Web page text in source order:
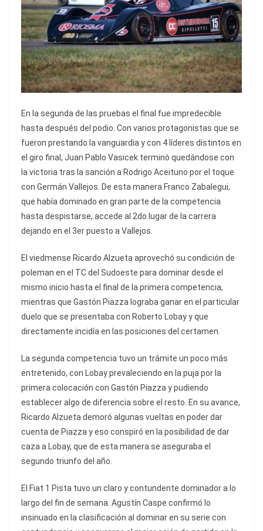
En la segunda de las pruebas el final fue impredecible
hasta después del podio. Con varios protagonistas que se
fueron prestando la vanguardia y con 4 líderes distintos en
el giro final, Juan Pablo Vasicek terminó quedándose con
la victoria tras la sanción a Rodrigo Aceituno por el toque
con Germán Vallejos. De esta manera Franco Zabalegui,
que había dominado en gran parte de la competencia
hasta despistarse, accede al 2do lugar de la carrera
dejando en el 3er puesto a Vallejos.
El viedmense Ricardo Alzueta aprovechó su condición de
poleman en el TC del Sudoeste para dominar desde el
mismo inicio hasta el final de la primera competencia,
mientras que Gastón Piazza lograba ganar en el particular
duelo que se presentaba con Roberto Lobay y que
directamente incidía en las posiciones del certamen.
La segunda competencia tuvo un trámite un poco más
entretenido, con Lobay prevaleciendo en la puja por la
primera colocación con Gastón Piazza y pudiendo
establecer algo de diferencia sobre el resto. En su avance,
Ricardo Alzueta demoró algunas vueltas en poder dar
cuenta de Piazza y eso conspiró en la posibilidad de dar
caza a Lobay, que de esta manera se aseguraba el
segundo triunfo del año.
El Fiat 1 Pista tuvo un claro y contundente dominador a lo
largo del fin de semana. Agustín Caspe confirmó lo
insinuado en la clasificación al dominar en su serie con